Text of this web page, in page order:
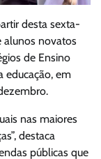
desta sexta-
alunos novatos
de Ensino
educação, em
nas maiores
destaca
públicas que